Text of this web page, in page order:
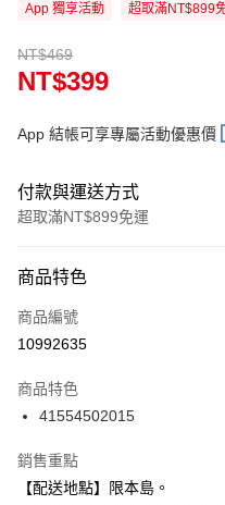
App 獨享活動 超取滿NT$899
NT$469
NT$399
App 結帳可享專屬活動優惠價
付款與運送方式
超取滿NT$899免運
信用卡一次付款
信用卡分期付款
合作金庫商業銀行
華南商業銀行
國泰世華商業銀行
臺灣中小企業銀行
Apple Pay
商品特色
商品編號
10992635
商品特色
41554502015
銷售重點
【配送地點】限本島。